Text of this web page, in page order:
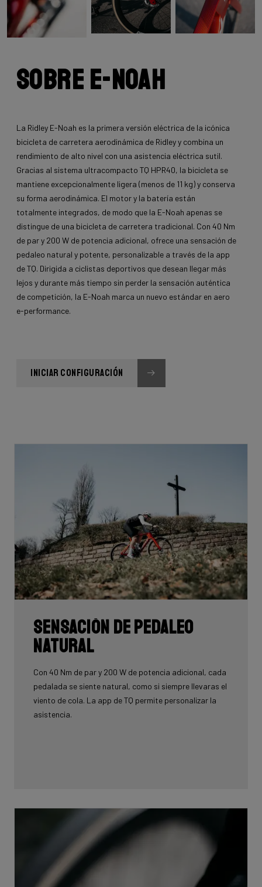
Sobre E-Noah
La Ridley E-Noah es la primera versión eléctrica de la icónica
bicicleta de carretera aerodinámica de Ridley y combina un
rendimiento de alto nivel con una asistencia eléctrica sutil.
Gracias al sistema ultracompacto TQ HPR40, la bicicleta se
mantiene excepcionalmente ligera (menos de 11 kg) y conserva
su forma aerodinámica. El motor y la batería están
totalmente integrados, de modo que la E-Noah apenas se
distingue de una bicicleta de carretera tradicional. Con 40 Nm
de par y 200 W de potencia adicional, ofrece una sensación de
pedaleo natural y potente, personalizable a través de la app
de TQ. Dirigida a ciclistas deportivos que desean llegar más
lejos y durante más tiempo sin perder la sensación auténtica
de competición, la E-Noah marca un nuevo estándar en aero
e-performance.
INICIAR CONFIGURACIÓN
Sensación de pedaleo
natural
Con 40 Nm de par y 200 W de potencia adicional, cada
pedalada se siente natural, como si siempre llevaras el
viento de cola. La app de TQ permite personalizar la
asistencia.